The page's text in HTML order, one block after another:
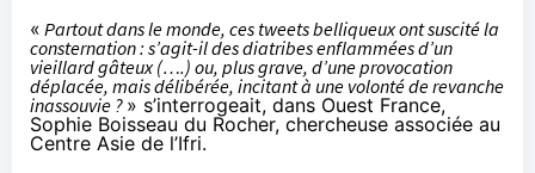
« Partout dans le monde, ces tweets belliqueux ont suscité la
consternation : s’agit-il des diatribes enflammées d’un
vieillard gâteux (….) ou, plus grave, d’une provocation
déplacée, mais délibérée, incitant à une volonté de revanche
inassouvie ? » s’interrogeait, dans Ouest France,
Sophie Boisseau du Rocher, chercheuse associée au
Centre Asie de l’Ifri.